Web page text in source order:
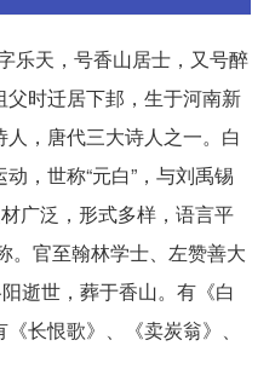
乐天，号香山居士，又号醉
时迁居下邽，生于河南新
，唐代三大诗人之一。白
，世称“元白”，与刘禹锡
广泛，形式多样，语言平
。官至翰林学士、左赞善大
逝世，葬于香山。有《白
长恨歌》、《卖炭翁》、